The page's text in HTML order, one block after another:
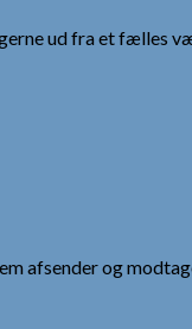
ud fra et fælles
afsender og